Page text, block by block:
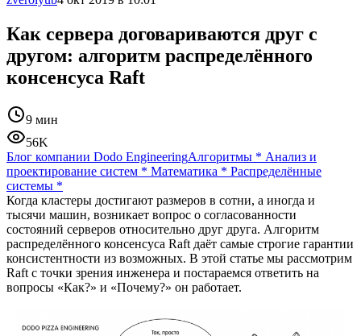
Как сервера договариваются друг с
другом: алгоритм распределённого
консенсуса Raft
9 мин
56K
Блог компании Dodo EngineeringАлгоритмы * Анализ и
проектирование систем * Математика * Распределённые
системы *
Когда кластеры достигают размеров в сотни, а иногда и
тысячи машин, возникает вопрос о согласованности
состояний серверов относительно друг друга. Алгоритм
распределённого консенсуса Raft даёт самые строгие гарантии
консистентности из возможных. В этой статье мы рассмотрим
Raft с точки зрения инженера и постараемся ответить на
вопросы «Как?» и «Почему?» он работает.